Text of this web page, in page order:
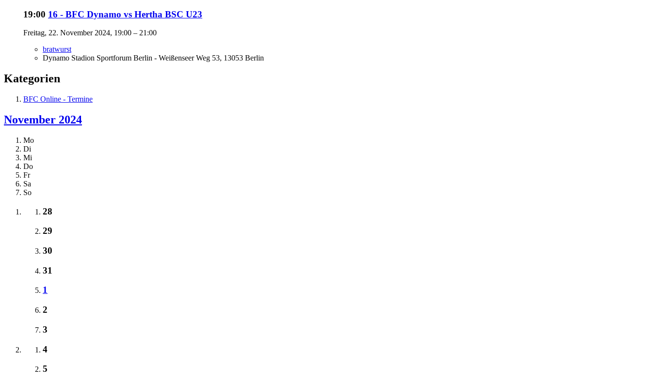
19:00 16 - BFC Dynamo vs Hertha BSC U23
Freitag, 22. November 2024, 19:00 – 21:00
bratwurst
Dynamo Stadion Sportforum Berlin - Weißenseer Weg 53, 13053 Berlin
Kategorien
BFC Online - Termine
November 2024
Mo
Di
Mi
Do
Fr
Sa
So
28
29
30
31
1
2
3
4
5